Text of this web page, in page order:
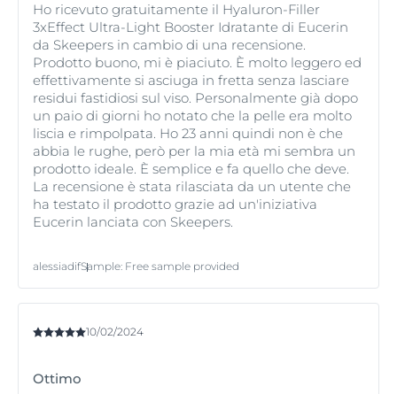
Ho ricevuto gratuitamente il Hyaluron-Filler
3xEffect Ultra-Light Booster Idratante di Eucerin
da Skeepers in cambio di una recensione.
Prodotto buono, mi è piaciuto. È molto leggero ed
effettivamente si asciuga in fretta senza lasciare
residui fastidiosi sul viso. Personalmente già dopo
un paio di giorni ho notato che la pelle era molto
liscia e rimpolpata. Ho 23 anni quindi non è che
abbia le rughe, però per la mia età mi sembra un
prodotto ideale. È semplice e fa quello che deve.
La recensione è stata rilasciata da un utente che
ha testato il prodotto grazie ad un'iniziativa
Eucerin lanciata con Skeepers.
alessiadifSample: Free sample provided
10/02/2024
Ottimo